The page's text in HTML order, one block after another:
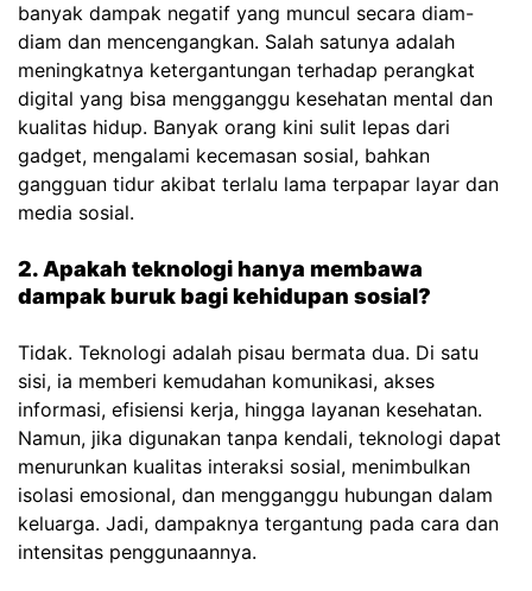
banyak dampak negatif yang muncul secara diam-
diam dan mencengangkan. Salah satunya adalah
meningkatnya ketergantungan terhadap perangkat
digital yang bisa mengganggu kesehatan mental dan
kualitas hidup. Banyak orang kini sulit lepas dari
gadget, mengalami kecemasan sosial, bahkan
gangguan tidur akibat terlalu lama terpapar layar dan
media sosial.
2. Apakah teknologi hanya membawa
dampak buruk bagi kehidupan sosial?
Tidak. Teknologi adalah pisau bermata dua. Di satu
sisi, ia memberi kemudahan komunikasi, akses
informasi, efisiensi kerja, hingga layanan kesehatan.
Namun, jika digunakan tanpa kendali, teknologi dapat
menurunkan kualitas interaksi sosial, menimbulkan
isolasi emosional, dan mengganggu hubungan dalam
keluarga. Jadi, dampaknya tergantung pada cara dan
intensitas penggunaannya.